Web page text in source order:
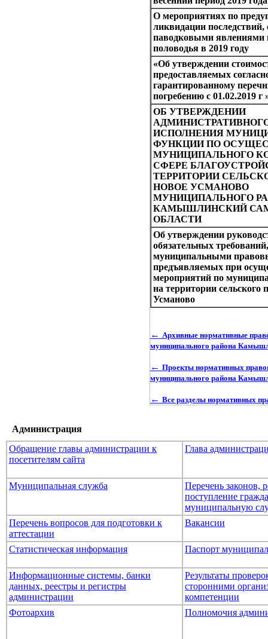
О мероприятиях по
ликвидации последствий,
паводковыми явлениями
половодья в 2019 году
«Об утверждении
предоставляемых
гарантированному
погребению с 01.02.2019 г
ОБ УТВЕРЖДЕНИИ
ИСПОЛНЕНИЯ
ФУНКЦИИ ПО
МУНИЦИПАЛЬНОГО
СФЕРЕ
ТЕРРИТОРИИ
НОВОЕ УСМАНОВО
МУНИЦИПАЛЬНОГО
КАМЫШЛИНСКИЙ
ОБЛАСТИ
Об утверждении
обязательных
муниципальными
предъявляемых при
мероприятий по
на территории сельского
Усманово
← Архивные нормативные
муниципального района
← Проекты нормативных
муниципального района
← Все разделы нормативных
Администрация
Обращение главы администрации к
посетителям сайта
Глава
Муниципальная служба
Перечень законов,
поступление
муниципальную
Перечень вопросов для подготовки к
аттестации
Вакансии
Статистическая информация Паспорт
Информационные системы, банки
данных, реестры и регистры
администрации
Результаты
сторонними
компетенции
Фотоархив
Полномочия